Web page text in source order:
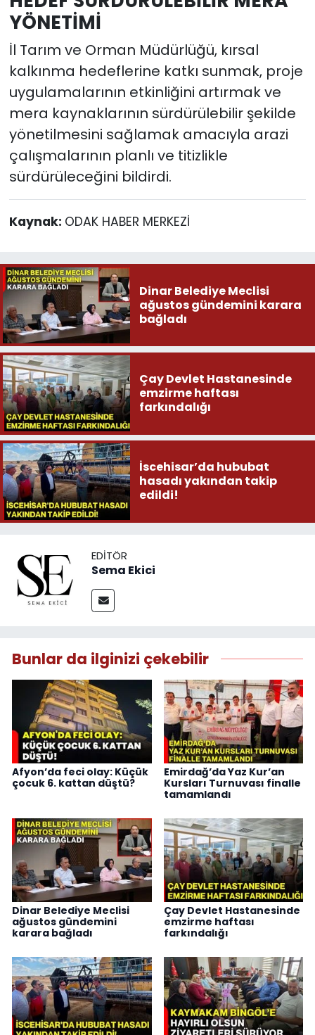
YÖNETİMİ
İl Tarım ve Orman Müdürlüğü, kırsal
kalkınma hedeflerine katkı sunmak, proje
uygulamalarının etkinliğini artırmak ve
mera kaynaklarının sürdürülebilir şekilde
yönetilmesini sağlamak amacıyla arazi
çalışmalarının planlı ve titizlikle
sürdürüleceğini bildirdi.
Kaynak: ODAK HABER MERKEZİ
Dinar Belediye Meclisi
ağustos gündemini karara
bağladı
Çay Devlet Hastanesinde
emzirme haftası
farkındalığı
İscehisar’da hububat
hasadı yakından takip
edildi!
EDITÖR
Sema Ekici
Bunlar da ilginizi çekebilir
Afyon’da feci olay: Küçük
çocuk 6. kattan düştü?
Emirdağ’da Yaz Kur’an
Kursları Turnuvası finalle
tamamlandı
Dinar Belediye Meclisi
ağustos gündemini
karara bağladı
Çay Devlet Hastanesinde
emzirme haftası
farkındalığı